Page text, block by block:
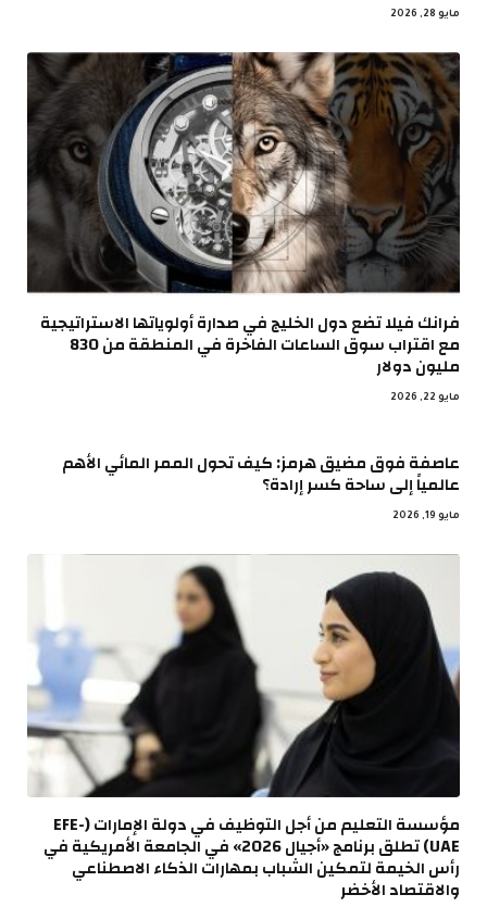
مايو 28, 2026
فرانك فيلا تضع دول الخليج في صدارة أولوياتها الاستراتيجية
مع اقتراب سوق الساعات الفاخرة في المنطقة من 830
مليون دولار
مايو 22, 2026
عاصفة فوق مضيق هرمز: كيف تحول الممر المائي الأهم
عالمياً إلى ساحة كسر إرادة؟
مايو 19, 2026
مؤسسة التعليم من أجل التوظيف في دولة الإمارات (EFE-
UAE) تطلق برنامج «أجيال 2026» في الجامعة الأمريكية في
رأس الخيمة لتمكين الشباب بمهارات الذكاء الاصطناعي
والاقتصاد الأخضر